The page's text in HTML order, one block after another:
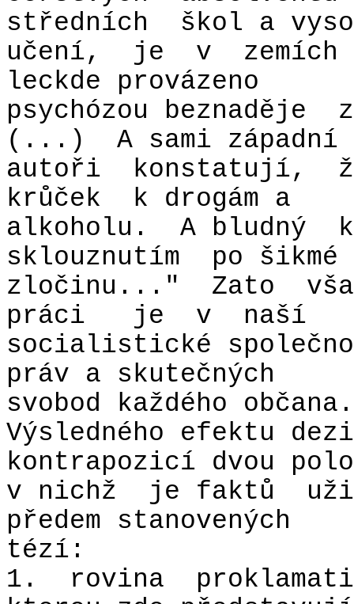
středních
škol a
učení,
je v
zemích
leckde provázeno
psychózou beznaděje
(...)
A sami západní
autoři
konstatují,
krůček
k drogám a
alkoholu.
A bludný
sklouznutím
po šikmé
zločinu..."
Zato
práci
je v
naší
socialistické
práv a skutečných
svobod každého
Výsledného efektu
kontrapozicí dvou
v nichž
je faktů
předem stanovených
tézí:
1.
rovina